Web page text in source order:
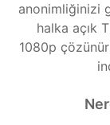
anonimliğinizi
halka açık
1080p